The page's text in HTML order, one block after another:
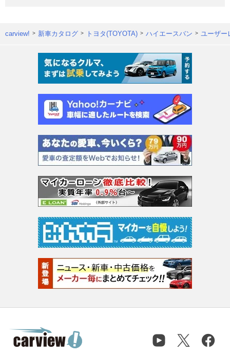
carview! 新車カタログ トヨタ(TOYOTA) ハイエースバン ユーザー